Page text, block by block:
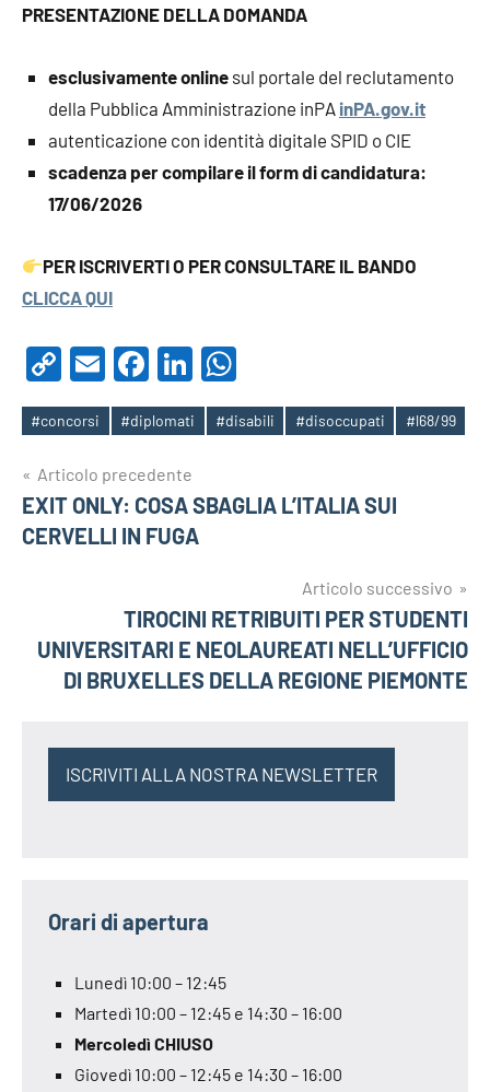
PRESENTAZIONE DELLA DOMANDA
esclusivamente online sul portale del reclutamento
della Pubblica Amministrazione inPA inPA.gov.it
autenticazione con identità digitale SPID o CIE
scadenza per compilare il form di candidatura:
17/06/2026
PER ISCRIVERTI O PER CONSULTARE IL BANDO
CLICCA QUI
Copy
Link
EmailFacebook
LinkedIn
Tag
#concorsi #diplomati #disabili #disoccupati #l68/99
Navigazione
articoli
Articolo precedente
EXIT ONLY: COSA SBAGLIA L’ITALIA SUI
CERVELLI IN FUGA
Articolo successivo
TIROCINI RETRIBUITI PER STUDENTI
UNIVERSITARI E NEOLAUREATI NELL’UFFICIO
DI BRUXELLES DELLA REGIONE PIEMONTE
ISCRIVITI ALLA NOSTRA NEWSLETTER
Orari di apertura
Lunedì 10:00 – 12:45
Martedì 10:00 – 12:45 e 14:30 – 16:00
Mercoledì CHIUSO
Giovedì 10:00 – 12:45 e 14:30 – 16:00